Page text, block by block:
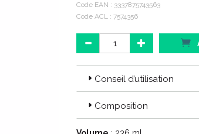
Code EAN : 3337875743563
Code ACL : 7574356
Conseil d’utilisation
Composition